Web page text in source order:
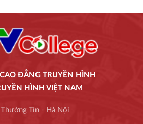
ĐẲNG TRUYỀN HÌNH
HÌNH VIỆT NAM
Tín - Hà Nội